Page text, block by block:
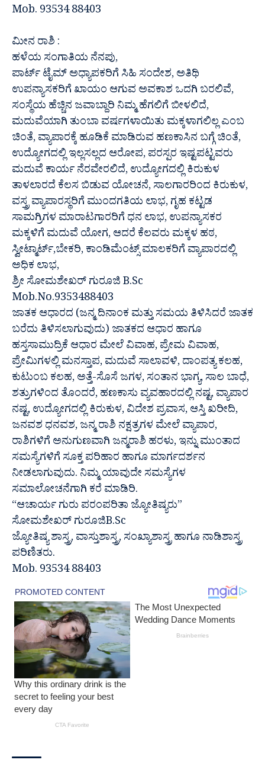
Mob. 93534 88403
ಮೀನ ರಾಶಿ :
ಹಳೆಯ ಸಂಗಾತಿಯ ನೆನಪು,
ಪಾರ್ಟ್ ಟೈಮ್ ಅಧ್ಯಾಪಕರಿಗೆ ಸಿಹಿ ಸಂದೇಶ, ಅತಿಥಿ
ಉಪನ್ಯಾಸಕರಿಗೆ ಖಾಯಂ ಆಗುವ ಅವಕಾಶ ಒದಗಿ ಬರಲಿವೆ,
ಸಂಸ್ಥೆಯ ಹೆಚ್ಚಿನ ಜವಾಬ್ದಾರಿ ನಿಮ್ಮ ಹೆಗಲಿಗೆ ಬೀಳಲಿದೆ,
ಮದುವೆಯಾಗಿ ತುಂಬಾ ವರ್ಷಗಳಾಯಿತು ಮಕ್ಕಳಾಗಲಿಲ್ಲ ಎಂಬ
ಚಿಂತೆ, ವ್ಯಾಪಾರಕ್ಕೆ ಹೂಡಿಕೆ ಮಾಡಿರುವ ಹಣಕಾಸಿನ ಬಗ್ಗೆ ಚಿಂತೆ,
ಉದ್ಯೋಗದಲ್ಲಿ ಇಲ್ಲಸಲ್ಲದ ಆರೋಪ, ಪರಸ್ಪರ ಇಷ್ಟಪಟ್ಟವರು
ಮದುವೆ ಕಾರ್ಯ ನೆರವೇರಲಿದೆ, ಉದ್ಯೋಗದಲ್ಲಿ ಕಿರುಕುಳ
ತಾಳಲಾರದೆ ಕೆಲಸ ಬಿಡುವ ಯೋಚನೆ, ಸಾಲಗಾರರಿಂದ ಕಿರುಕುಳ,
ವಸ್ತ್ರ ವ್ಯಾಪಾರಸ್ಥರಿಗೆ ಮುಂದಗತಿಯ ಲಾಭ, ಗೃಹ ಕಟ್ಟಡ
ಸಾಮಗ್ರಿಗಳ ಮಾರಾಟಗಾರರಿಗೆ ಧನ ಲಾಭ, ಉಪನ್ಯಾಸಕರ
ಮಕ್ಕಳಿಗೆ ಮದುವೆ ಯೋಗ, ಆದರೆ ಕೆಲವರು ಮಕ್ಕಳ ಹಠ,
ಸ್ವೀಟ್ಮಾರ್ಟ್,ಬೇಕರಿ, ಕಾಂಡಿಮೆಂಟ್ಸ್ ಮಾಲಕರಿಗೆ ವ್ಯಾಪಾರದಲ್ಲಿ
ಅಧಿಕ ಲಾಭ,
ಶ್ರೀ ಸೋಮಶೇಖರ್ ಗುರೂಜಿ B.Sc
Mob.No.9353488403
ಜಾತಕ ಆಧಾರದ (ಜನ್ಮ ದಿನಾಂಕ ಮತ್ತು ಸಮಯ ತಿಳಿಸಿದರೆ ಜಾತಕ
ಬರೆದು ತಿಳಿಸಲಾಗುವುದು) ಜಾತಕದ ಆಧಾರ ಹಾಗೂ
ಹಸ್ತಸಾಮುದ್ರಿಕೆ ಆಧಾರ ಮೇಲೆ ವಿವಾಹ, ಪ್ರೇಮ ವಿವಾಹ,
ಪ್ರೇಮಿಗಳಲ್ಲಿ ಮನಸ್ತಾಪ, ಮದುವೆ ಸಾಲಾವಳಿ, ದಾಂಪತ್ಯ ಕಲಹ,
ಕುಟುಂಬ ಕಲಹ, ಅತ್ತೆ-ಸೊಸೆ ಜಗಳ, ಸಂತಾನ ಭಾಗ್ಯ, ಸಾಲ ಬಾಧೆ,
ಶತ್ರುಗಳಿಂದ ತೊಂದರೆ, ಹಣಕಾಸು ವ್ಯವಹಾರದಲ್ಲಿ ನಷ್ಟ, ವ್ಯಾಪಾರ
ನಷ್ಟ, ಉದ್ಯೋಗದಲ್ಲಿ ಕಿರುಕುಳ, ವಿದೇಶ ಪ್ರವಾಸ, ಆಸ್ತಿ ಖರೀದಿ,
ಜನವಶ ಧನವಶ, ಜನ್ಮ ರಾಶಿ ನಕ್ಷತ್ರಗಳ ಮೇಲೆ ವ್ಯಾಪಾರ,
ರಾಶಿಗಳಿಗೆ ಅನುಗುಣವಾಗಿ ಜನ್ಮರಾಶಿ ಹರಳು, ಇನ್ನು ಮುಂತಾದ
ಸಮಸ್ಯೆಗಳಿಗೆ ಸೂಕ್ತ ಪರಿಹಾರ ಹಾಗೂ ಮಾರ್ಗದರ್ಶನ
ನೀಡಲಾಗುವುದು. ನಿಮ್ಮ ಯಾವುದೇ ಸಮಸ್ಯೆಗಳ
ಸಮಾಲೋಚನೆಗಾಗಿ ಕರೆ ಮಾಡಿರಿ.
“ಆಚಾರ್ಯ ಗುರು ಪರಂಪರಿತಾ ಜ್ಯೋತಿಷ್ಯರು”
ಸೋಮಶೇಖರ್ ಗುರೂಜಿB.Sc
ಜ್ಯೋತಿಷ್ಯ ಶಾಸ್ತ್ರ, ವಾಸ್ತುಶಾಸ್ತ್ರ, ಸಂಖ್ಯಾಶಾಸ್ತ್ರ ಹಾಗೂ ನಾಡಿಶಾಸ್ತ್ರ
ಪರಿಣಿತರು.
Mob. 93534 88403